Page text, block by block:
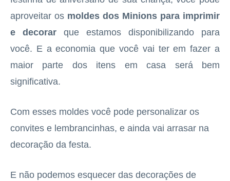
aproveitar os moldes dos Minions para imprimir
e decorar que estamos disponibilizando para
você. E a economia que você vai ter em fazer a
maior parte dos itens em casa será bem
significativa.
Com esses moldes você pode personalizar os
convites e lembrancinhas, e ainda vai arrasar na
decoração da festa.
E não podemos esquecer das decorações de